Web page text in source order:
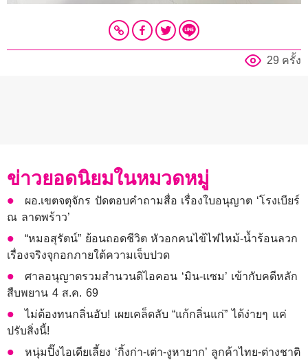
29 ครั้ง
ข่าวยอดนิยมในหมวดหมู่
ผอ.เขตจตุจักร ปัดตอบคำถามสื่อ เรื่องใบอนุญาต ‘โรงเบียร์
ณ ลาดพร้าว’
“หมอสุรัตน์” ย้อนถอดชีวิต หัวอกคนไข้ไฟไหม้-น้ำร้อนลวก
เรื่องจริงจุกอกภายใต้ความเจ็บปวด
ศาลอนุญาตรวมสำนวนดิไอคอน ‘มิน-แซม’ เข้ากับคดีหลัก
สืบพยาน 4 ส.ค. 69
ไม่ต้องทนกลิ่นอับ! เผยเคล็ดลับ “แก้กลิ่นแก่” ได้ง่ายๆ แค่
ปรับสิ่งนี้!
หนุ่มปิ๊งไอเดียเลี้ยง ‘กิ้งก่า-เต่า-งูหายาก’ ลูกค้าไทย-ต่างชาติ